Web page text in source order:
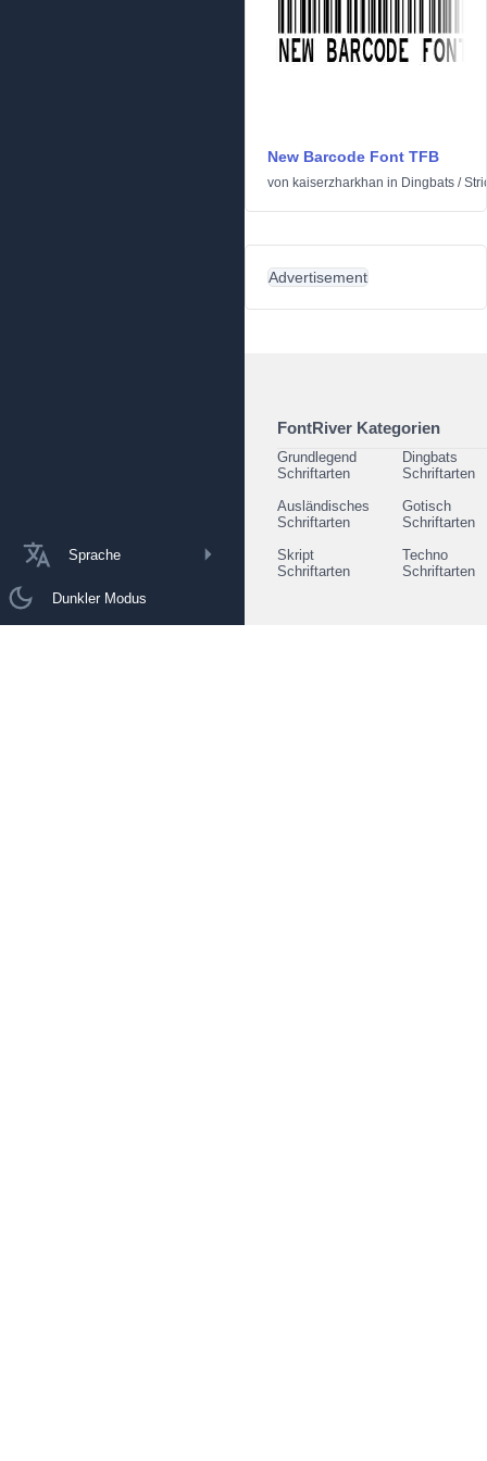
Sprache
Dunkler Modus
New Barcode Font TFB
von kaiserzharkhan in Dingbats /
Advertisement
FontRiver Kategorien
Grundlegend
Schriftarten
Dingbats
Schriftarten
Ausländisches
Schriftarten
Gotisch
Schriftarten
Skript
Schriftarten
Techno
Schriftarten